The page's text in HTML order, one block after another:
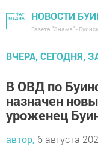
НОВОСТИ
Газета "Знамя" -
ВЧЕРА, СЕГОДНЯ,
В ОВД по
назначен
уроженец
автор, 6 августа